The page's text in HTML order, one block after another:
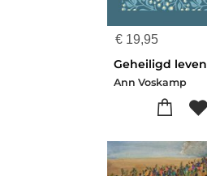
€ 19,95
Geheiligd leven
Ann Voskamp